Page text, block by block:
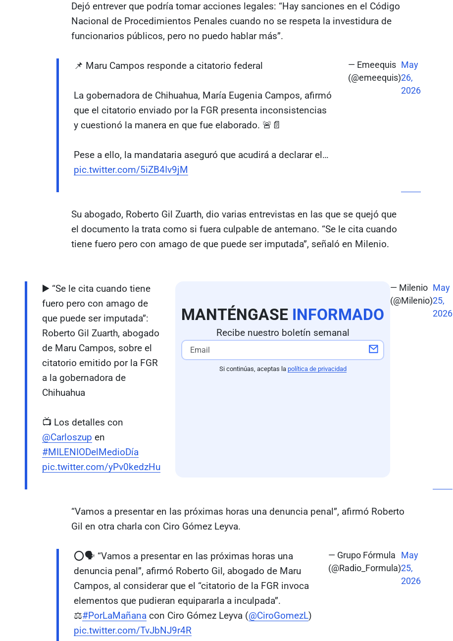
Dejó entrever que podría tomar acciones legales: “Hay sanciones en el Código
Nacional de Procedimientos Penales cuando no se respeta la investidura de
funcionarios públicos, pero no puedo hablar más”.
📌 Maru Campos responde a citatorio federal
La gobernadora de Chihuahua, María Eugenia Campos, afirmó
que el citatorio enviado por la FGR presenta inconsistencias
y cuestionó la manera en que fue elaborado. 🚨📄
Pese a ello, la mandataria aseguró que acudirá a declarar el…
pic.twitter.com/5iZB4Iv9jM
— Emeequis
(@emeequis)
May
26,
2026
Su abogado, Roberto Gil Zuarth, dio varias entrevistas en las que se quejó que
el documento la trata como si fuera culpable de antemano. “Se le cita cuando
tiene fuero pero con amago de que puede ser imputada”, señaló en Milenio.
▶️ “Se le cita cuando tiene
fuero pero con amago de
que puede ser imputada”:
Roberto Gil Zuarth, abogado
de Maru Campos, sobre el
citatorio emitido por la FGR
a la gobernadora de
Chihuahua
📺 Los detalles con
@Carloszup en
#MILENIODelMedioDía
pic.twitter.com/yPv0kedzHu
MANTÉNGASE INFORMADO
Recibe nuestro boletín semanal
Si continúas, aceptas la política de privacidad
— Milenio
(@Milenio)
May
25,
2026
“Vamos a presentar en las próximas horas una denuncia penal”, afirmó Roberto
Gil en otra charla con Ciro Gómez Leyva.
⭕🗣️ “Vamos a presentar en las próximas horas una
denuncia penal”, afirmó Roberto Gil, abogado de Maru
Campos, al considerar que el “citatorio de la FGR invoca
elementos que pudieran equipararla a inculpada”.
⚖️#PorLaMañana con Ciro Gómez Leyva (@CiroGomezL)
pic.twitter.com/TvJbNJ9r4R
— Grupo Fórmula
(@Radio_Formula)
May
25,
2026